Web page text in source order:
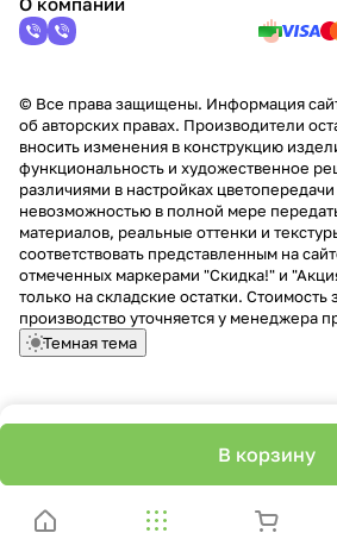
В корзину
© Все права защищены. Информация
об авторских правах. Производители
вносить изменения в конструкцию
функциональность и художественное
различиями в настройках
невозможностью в полной мере
материалов, реальные оттенки и
соответствовать представленным на
отмеченных маркерами "Скидка!" и
только на складские остатки. Стоимость
производство уточняется у менеджера
Темная тема